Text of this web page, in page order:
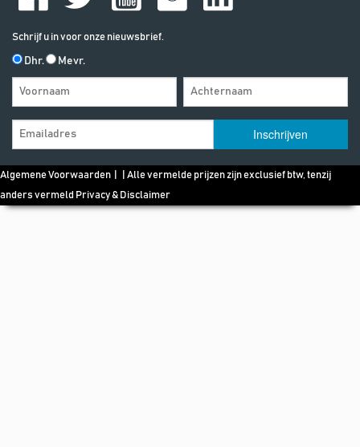
Schrijf u in voor onze nieuwsbrief.
Dhr. Mevr.
Algemene Voorwaarden | | Alle vermelde prijzen zijn exclusief btw, tenzij
anders vermeld Privacy & Disclaimer